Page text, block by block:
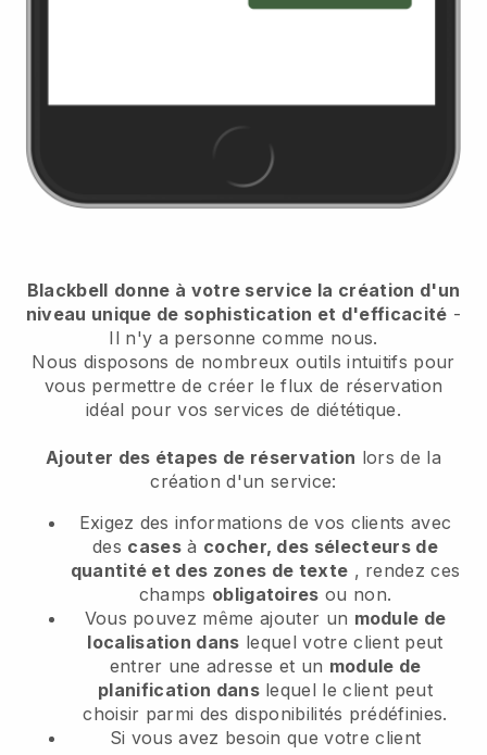
Blackbell donne à votre service la création d'un
niveau unique de sophistication et d'efficacité -
Il n'y a personne comme nous.
Nous disposons de nombreux outils intuitifs pour
vous permettre de créer le flux de réservation
idéal pour vos services de diététique.
Ajouter des étapes de réservation lors de la
création d'un service:
Exigez des informations de vos clients avec
des casesà cocher, des sélecteurs de
quantité et des zones de texte , rendez ces
champs obligatoires ou non.
Vous pouvez même ajouter un module de
localisation dans lequel votre client peut
entrer une adresse et un module de
planification danslequel le client peut
choisir parmi des disponibilités prédéfinies.
Si vous avez besoin que votre client